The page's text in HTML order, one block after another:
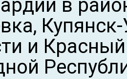
в
и